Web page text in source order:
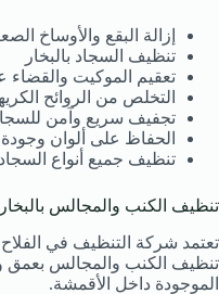
إزالة البقع والأوساخ
تنظيف السجاد بالبخار
تعقيم الموكيت والقضاء
التخلص من الروائح
تجفيف سريع وآمن
الحفاظ على ألوان
تنظيف جميع أنواع
تنظيف الكنب والمجالس بالبخار
تعتمد شركة التنظيف في
تنظيف الكنب والمجالس بعمق
الموجودة داخل الأقمشة.